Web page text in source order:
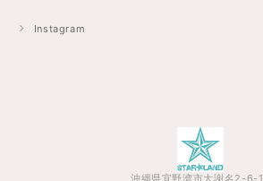
Instagram